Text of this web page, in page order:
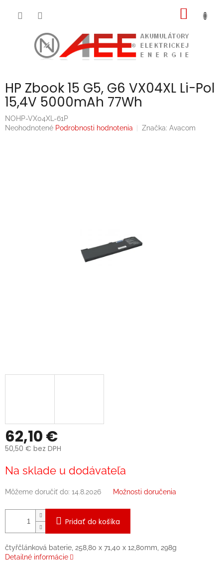
HP Zbook 15 G5, G6 VX04XL Li-Pol
15,4V 5000mAh 77Wh
NOHP-VX04XL-61P
Priemerné
Neohodnotené Podrobnosti hodnotenia Značka: Avacom
62,10 €
50,50 € bez DPH
cena:
Na sklade u dodávateľa
Môžeme doručiť do: 14.8.2026 Možnosti doručenia
Pridať do košíka
čtyřčlánková baterie, 258,80 x 71,40 x 12,80mm, 298g
Detailné informácie